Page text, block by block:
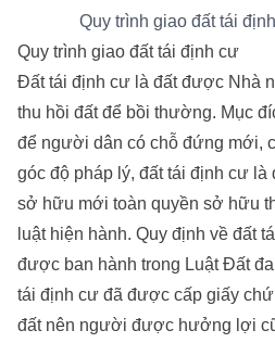
Quy trình giao đất tái
Quy trình giao đất tái định cư
Đất tái định cư là đất được Nhà
thu hồi đất để bồi thường. Mục
để người dân có chỗ đứng mới,
góc độ pháp lý, đất tái định cư
sở hữu mới toàn quyền sở hữu
luật hiện hành. Quy định về đất
được ban hành trong Luật Đất
tái định cư đã được cấp giấy
đất nên người được hưởng lợi